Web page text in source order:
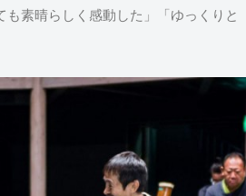
素晴らしく感動した」「ゆっくりと